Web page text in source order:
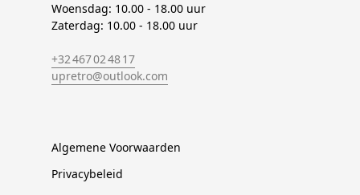
Woensdag: 10.00 - 18.00 uur
Zaterdag: 10.00 - 18.00 uur
+32 467 02 48 17
upretro@outlook.com
Algemene Voorwaarden
Privacybeleid